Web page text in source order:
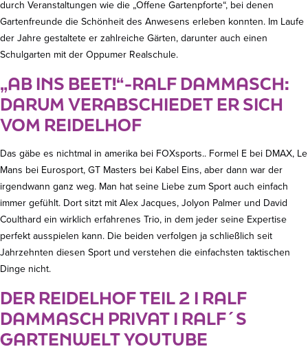
durch Veranstaltungen wie die „Offene Gartenpforte“, bei denen
Gartenfreunde die Schönheit des Anwesens erleben konnten. Im Laufe
der Jahre gestaltete er zahlreiche Gärten, darunter auch einen
Schulgarten mit der Oppumer Realschule.
„AB INS BEET!“-RALF DAMMASCH:
DARUM VERABSCHIEDET ER SICH
VOM REIDELHOF
Das gäbe es nichtmal in amerika bei FOXsports.. Formel E bei DMAX, Le
Mans bei Eurosport, GT Masters bei Kabel Eins, aber dann war der
irgendwann ganz weg. Man hat seine Liebe zum Sport auch einfach
immer gefühlt. Dort sitzt mit Alex Jacques, Jolyon Palmer und David
Coulthard ein wirklich erfahrenes Trio, in dem jeder seine Expertise
perfekt ausspielen kann. Die beiden verfolgen ja schließlich seit
Jahrzehnten diesen Sport und verstehen die einfachsten taktischen
Dinge nicht.
DER REIDELHOF TEIL 2 I RALF
DAMMASCH PRIVAT I RALF´S
GARTENWELT YOUTUBE